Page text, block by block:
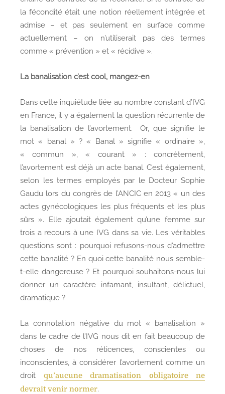
la fécondité était une notion réellement intégrée et
admise – et pas seulement en surface comme
actuellement – on n’utiliserait pas des termes
comme « prévention » et « récidive ».
La banalisation c’est cool, mangez-en
Dans cette inquiétude liée au nombre constant d’IVG
en France, il y a également la question récurrente de
la banalisation de l’avortement. Or, que signifie le
mot « banal » ? « Banal » signifie « ordinaire »,
« commun », « courant » : concrètement,
l’avortement est déjà un acte banal. C’est également,
selon les termes employés par le Docteur Sophie
Gaudu lors du congrès de l’ANCIC en 2013 « un des
actes gynécologiques les plus fréquents et les plus
sûrs ». Elle ajoutait également qu’une femme sur
trois a recours à une IVG dans sa vie. Les véritables
questions sont : pourquoi refusons-nous d’admettre
cette banalité ? En quoi cette banalité nous semble-
t-elle dangereuse ? Et pourquoi souhaitons-nous lui
donner un caractère infamant, insultant, délictuel,
dramatique ?
La connotation négative du mot « banalisation »
dans le cadre de l’IVG nous dit en fait beaucoup de
choses de nos réticences, conscientes ou
inconscientes, à considérer l’avortement comme un
droit qu’aucune dramatisation obligatoire ne
devrait venir normer.